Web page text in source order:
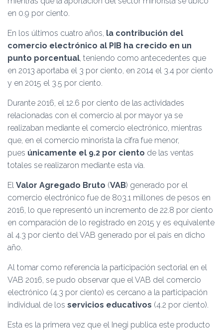
en 0.9 por ciento.
En los últimos cuatro años, la contribución del
comercio electrónico al PIB ha crecido en un
punto porcentual, teniendo como antecedentes que
en 2013 aportaba el 3 por ciento, en 2014 el 3.4 por ciento
y en 2015 el 3.5 por ciento.
Durante 2016, el 12.6 por ciento de las actividades
relacionadas con el comercio al por mayor ya se
realizaban mediante el comercio electrónico, mientras
que, en el comercio minorista la cifra fue menor,
pues únicamente el 9.2 por ciento de las ventas
totales se realizaron mediante esta vía.
El Valor Agregado Bruto (VAB) generado por el
comercio electrónico fue de 803.1 millones de pesos en
2016, lo que representó un incremento de 22.8 por ciento
en comparación de lo registrado en 2015 y es equivalente
al 4.3 por ciento del VAB generado por el país en dicho
año.
Al tomar como referencia la participación sectorial en el
VAB 2016, se pudo observar que el VAB del comercio
electrónico (4.3 por ciento) es cercano a la participación
individual de los servicios educativos (4.2 por ciento).
Esta es la primera vez que el Inegi publica este producto